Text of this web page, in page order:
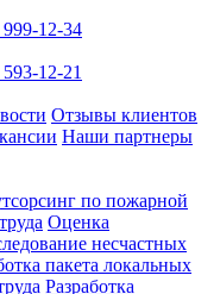
12-34
12-21
Отзывы клиентов
Наши партнеры
по пожарной
Оценка
несчастных
пакета локальных
Разработка